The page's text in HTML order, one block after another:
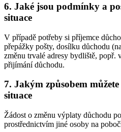
6. Jaké jsou podmínky a
situace
V případě potřeby si příjemce
přepážky pošty, dosílku důchodu
změnu trvalé adresy bydliště, popř.
přijímání důchodu.
7. Jakým způsobem
situace
Žádost o změnu výplaty důchodu
prostřednictvím jiné osoby na